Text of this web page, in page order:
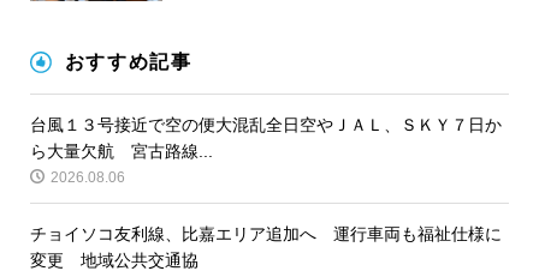
おすすめ記事
台風１３号接近で空の便大混乱全日空やＪＡＬ、ＳＫＹ７日か
ら大量欠航 宮古路線...
2026.08.06
チョイソコ友利線、比嘉エリア追加へ 運行車両も福祉仕様に
変更 地域公共交通協